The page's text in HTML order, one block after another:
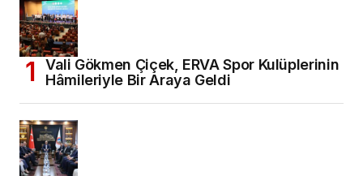
Vali Gökmen Çiçek, ERVA Spor Kulüplerinin
Hâmileriyle Bir Araya Geldi